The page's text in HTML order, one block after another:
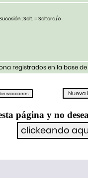
; Solt. = Soltera/o
registrados en la base
página y no